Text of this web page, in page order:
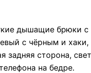
дышащие брюки с
с чёрным и хаки,
задняя сторона,
на бедре.